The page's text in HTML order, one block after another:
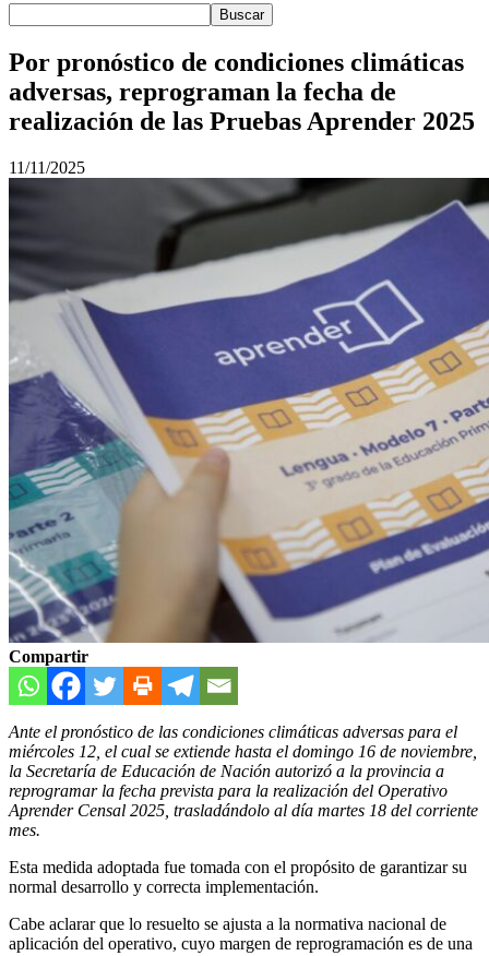
Por pronóstico de condiciones climáticas
adversas, reprograman la fecha de
realización de las Pruebas Aprender 2025
11/11/2025
Compartir
Ante el pronóstico de las condiciones climáticas adversas para el
miércoles 12, el cual se extiende hasta el domingo 16 de noviembre,
la Secretaría de Educación de Nación autorizó a la provincia a
reprogramar la fecha prevista para la realización del Operativo
Aprender Censal 2025, trasladándolo al día martes 18 del corriente
mes.
Esta medida adoptada fue tomada con el propósito de garantizar su
normal desarrollo y correcta implementación.
Cabe aclarar que lo resuelto se ajusta a la normativa nacional de
aplicación del operativo, cuyo margen de reprogramación es de una